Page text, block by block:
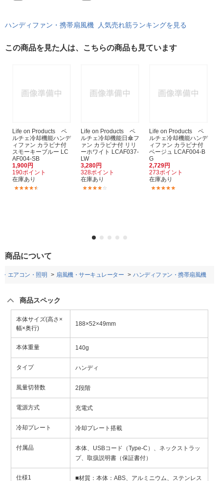
ハンディファン・携帯扇風機 人気売れ筋ランキングを見る
この商品を見た人は、こちらの商品も見ています
Life on Products ペ
ルチェ冷却機能ハンデ
ィファン カラビナ付
スモーキーブルー LC
AF004-SB
1,900円
190ポイント
在庫あり
Life on Products ペ
ルチェ冷却機能日傘フ
ァン カラビナ付 リリ
ーホワイト LCAF037-
LW
3,280円
328ポイント
在庫あり
Life on Products ペ
ルチェ冷却機能ハンデ
ィファン カラビナ付
ベージュ LCAF004-B
G
2,729円
273ポイント
在庫あり
商品について
・エアコン・照明 扇風機・サーキュレーター ハンディファン・携帯扇風機
商品スペック
本体サイズ(高さ×
幅×奥行)
188×52×49mm
本体重量 140g
タイプ ハンディ
風量切替数 2段階
電源方式 充電式
冷却プレート 冷却プレート搭載
付属品
本体、USBコード（Type-C）、ネックストラッ
プ、取扱説明書（保証書付）
仕様1 ■材質：本体：ABS、アルミニウム、ステンレス